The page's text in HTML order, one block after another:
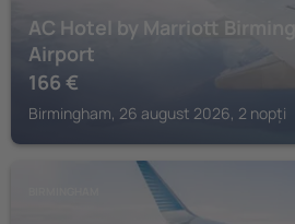
AC Hotel by Marriott
Airport
166 €
Birmingham, 26 august 2026, 2 nopți